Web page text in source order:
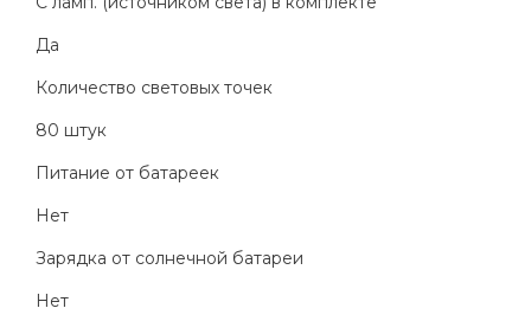
Да
Количество световых точек
80 штук
Питание от батареек
Нет
Зарядка от солнечной батареи
Нет